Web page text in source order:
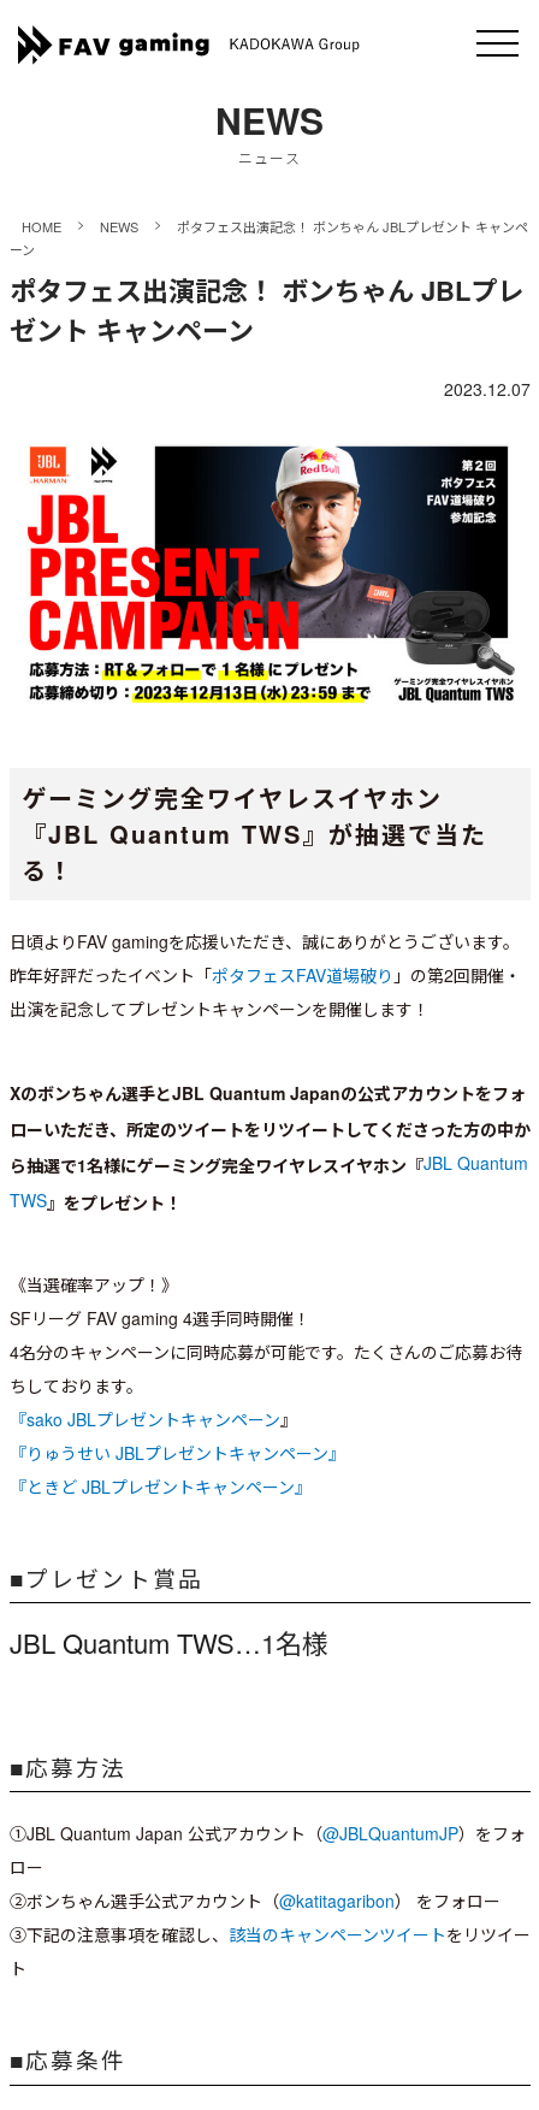
NEWS
ニュース
HOME > NEWS >
ポタフェス出演記念！ ボンちゃん JBLプレゼント キャンペ
ーン
ポタフェス出演記念！ ボンちゃん JBLプレ
ゼント キャンペーン
2023.12.07
ゲーミング完全ワイヤレスイヤホン
『JBL Quantum TWS』が抽選で当た
る！
日頃よりFAV gamingを応援いただき、誠にありがとうございます。
昨年好評だったイベント「ポタフェスFAV道場破り 」の第2回開催・
出演を記念してプレゼントキャンペーンを開催します！
Xのボンちゃん選手とJBL Quantum Japanの公式アカウントをフォ
ローいただき、所定のツイートをリツイートしてくださった方の中か
ら抽選で1名様にゲーミング完全ワイヤレスイヤホン『JBL Quantum
TWS』をプレゼント！
《当選確率アップ！》
SFリーグ FAV gaming 4選手同時開催！
4名分のキャンペーンに同時応募が可能です。たくさんのご応募お待
ちしております。
『sako JBLプレゼントキャンペーン』
『りゅうせい JBLプレゼントキャンペーン』
『ときど JBLプレゼントキャンペーン』
■プレゼント賞品
JBL Quantum TWS…1名様
■応募方法
①JBL Quantum Japan 公式アカウント（@JBLQuantumJP）をフォ
ロー
②ボンちゃん選手公式アカウント（@katitagaribon） をフォロー
③下記の注意事項を確認し、 該当のキャンペーンツイートをリツイー
ト
■応募条件